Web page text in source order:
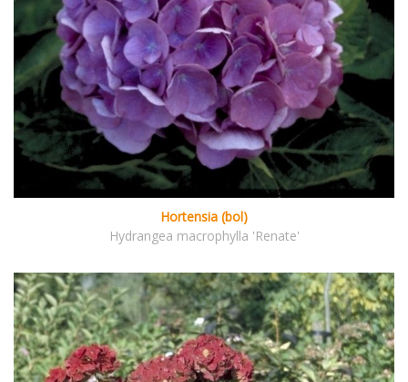
Hortensia (bol)
Hydrangea macrophylla 'Renate'